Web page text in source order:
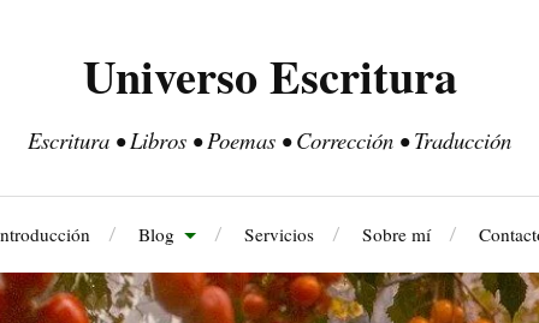
Universo Escritura
Escritura • Libros • Poemas • Corrección • Traducción
Blog Servicios Sobre mí